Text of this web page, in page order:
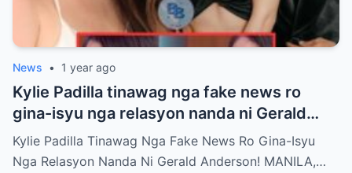
News • 1 year ago
Kylie Padilla tinawag nga fake news ro
gina-isyu nga relasyon nanda ni Gerald
Anderson
Kylie Padilla Tinawag Nga Fake News Ro Gina-Isyu
Nga Relasyon Nanda Ni Gerald Anderson! MANILA,…